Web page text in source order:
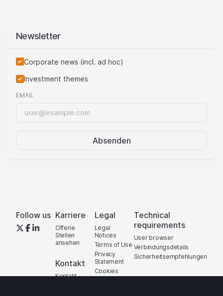
Newsletter
Corporate news (incl. ad hoc)
Investment themes
EMAIL
Absenden
Follow us Karriere
Offene
Stellen
ansehen
Kontakt
Kontakt​
Legal
Legal
Notices
Terms of Use
Privacy
Statement
Cookies
Technical
requirements
User browser
Verbindungsdetails
Sicherheitsempfehlungen